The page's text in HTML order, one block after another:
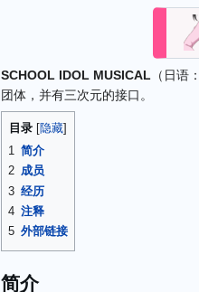
导
航
搜
索
SCHOOL IDOL MUSICAL （日语：
团体，并有三次元的接口。
目录
1 简介
2 成员
3 经历
4 注释
5 外部链接
简介